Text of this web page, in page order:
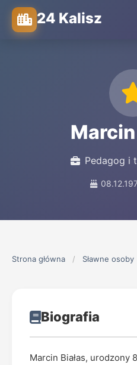
24 Kalisz
Marcin
Pedagog i
Strona główna / Sławne osoby
Biografia
Marcin Białas, urodzony